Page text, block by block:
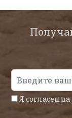
Я согласен на